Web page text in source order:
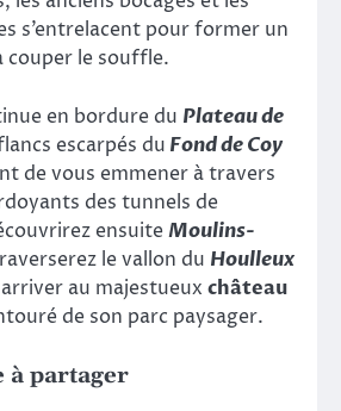
s’entrelacent pour former un
couper le souffle.
en bordure du Plateau de
escarpés du Fond de Coy
de vous emmener à travers
des tunnels de
ensuiteMoulins-
le vallon du Houlleux
au majestueux château
de son parc paysager.
à partager